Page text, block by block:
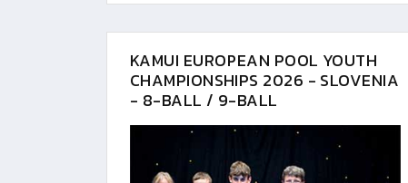
KAMUI EUROPEAN POOL YOUTH
CHAMPIONSHIPS 2026 - SLOVENIA
- 8-BALL / 9-BALL